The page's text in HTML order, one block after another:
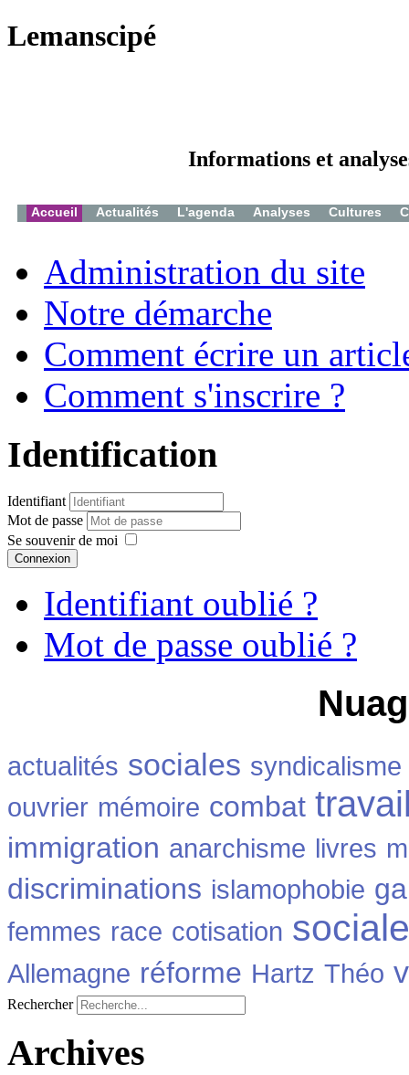
Lemanscipé
Informations et
Accueil Actualités L'agenda Analyses Cultures
Administration du site
Notre démarche
Comment écrire un
Comment s'inscrire ?
Identification
Identifiant
Mot de passe
Se souvenir de moi
Connexion
Identifiant oublié ?
Mot de passe oublié ?
actualités sociales syndicalisme
ouvrier mémoire combat
immigration anarchisme livres
discriminations islamophobie
femmes race cotisation sociale
Allemagne réforme Hartz Théo
Rechercher
Archives